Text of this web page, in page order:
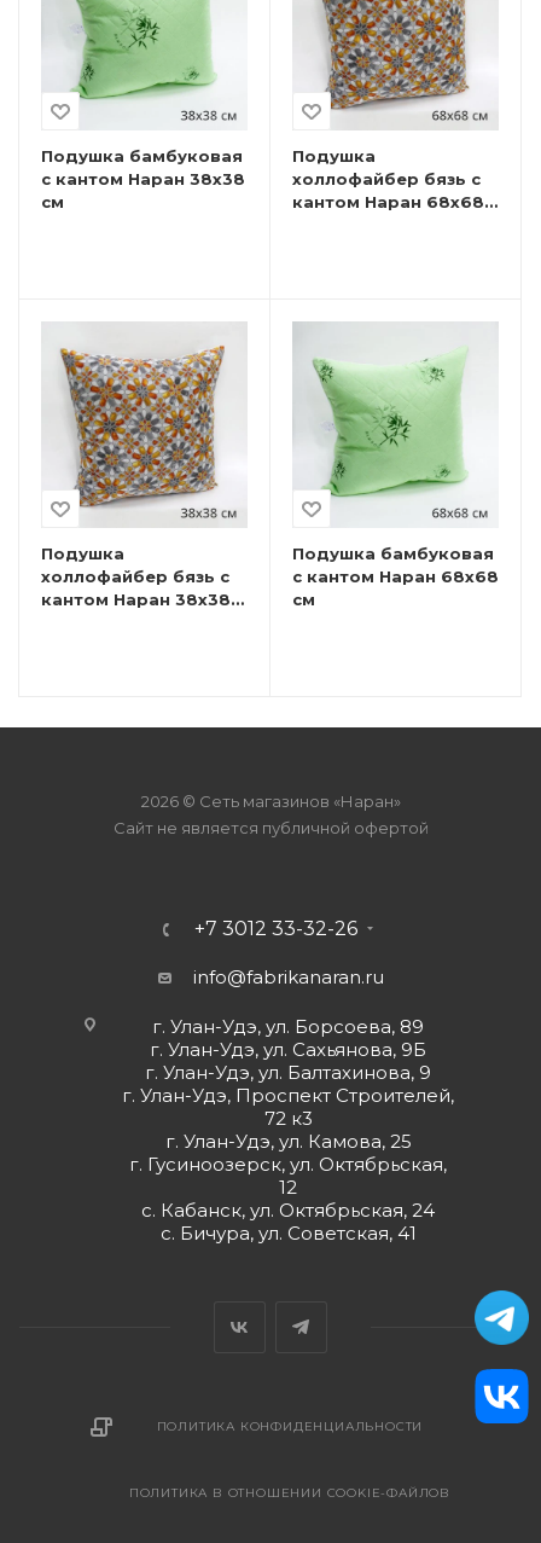
Подушка бамбуковая
с кантом Наран 38х38
см
Подушка
холлофайбер бязь с
кантом Наран 68х68
Подушка
холлофайбер бязь с
кантом Наран 38х38
Подушка бамбуковая
с кантом Наран 68х68
см
2026 © Сеть магазинов «Наран»
Сайт не является публичной офертой
+7 3012 33-32-26
info@fabrikanaran.ru
г. Улан-Удэ, ул. Борсоева, 89
г. Улан-Удэ, ул. Сахьянова, 9Б
г. Улан-Удэ, ул. Балтахинова, 9
г. Улан-Удэ, Проспект Строителей,
72 к3
г. Улан-Удэ, ул. Камова, 25
г. Гусиноозерск, ул. Октябрьская,
12
с. Кабанск, ул. Октябрьская, 24
с. Бичура, ул. Советская, 41
ПОЛИТИКА КОНФИДЕНЦИАЛЬНОСТИ
ПОЛИТИКА В ОТНОШЕНИИ COOKIE-ФАЙЛОВ